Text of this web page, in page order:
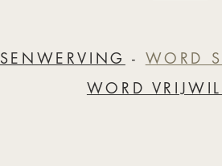
- WORD
WORD